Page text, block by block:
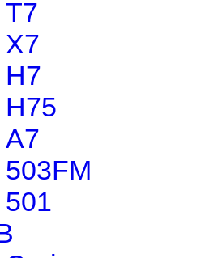
T7
X7
H7
H75
A7
503FM
501